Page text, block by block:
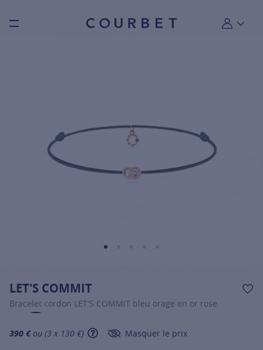
Burger toggle menu Mon
LET'S COMMIT
Bracelet cordon LET'S COMMIT bleu orage en or rose
390 € ou (3 x 130 €) SHOW TOOLTIP
Masquer le prix